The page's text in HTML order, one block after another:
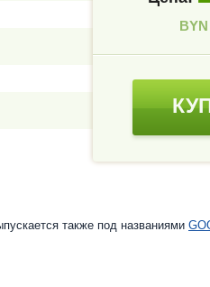
также под названиями